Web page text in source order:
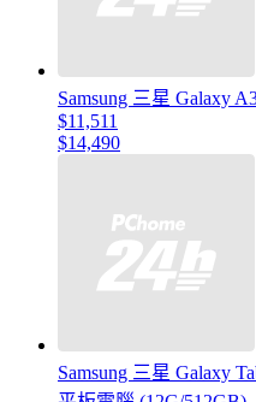
Samsung 三星 Galaxy
$11,511
$14,490
Samsung 三星 Galaxy